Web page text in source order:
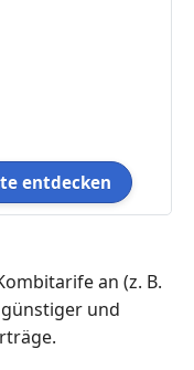
entdecken
an (z. B.
und